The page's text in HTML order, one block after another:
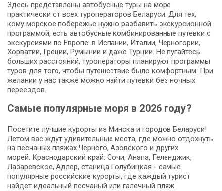
Здесь представлены автобусные туры на море
практически от всех туроператоров Беларуси. Для тех,
кому морское побережье нужно разбавить экскурсионной
программой, есть автобусные комбинированные путевки с
экскурсиями по Европе: в Испании, Италии, Черногории,
Хорватии, Греции, Румынии и даже Турции. Не пугайтесь
больших расстояний, туроператоры планируют программы
туров для того, чтобы путешествие было комфортным. При
желании у нас также можно найти путевки без ночных
переездов.
Самые популярные моря в 2026 году?
Посетите лучшие курорты из Минска и городов Беларуси!
Летом вас ждут удивительные места, где можно отдохнуть
на песчаных пляжах Черного, Азовского и других
морей. Краснодарский край: Сочи, Анапа, Геленджик,
Лазаревское, Адлер, станица Голубицкая - самые
популярные российские курорты, где каждый турист
найдет идеальный песчаный или галечный пляж.